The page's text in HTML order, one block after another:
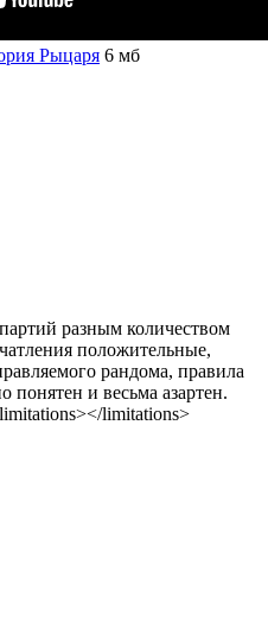
Рыцаря 6 мб
разным количеством
положительные,
рандома, правила
понятен и весьма азартен.
limitations>